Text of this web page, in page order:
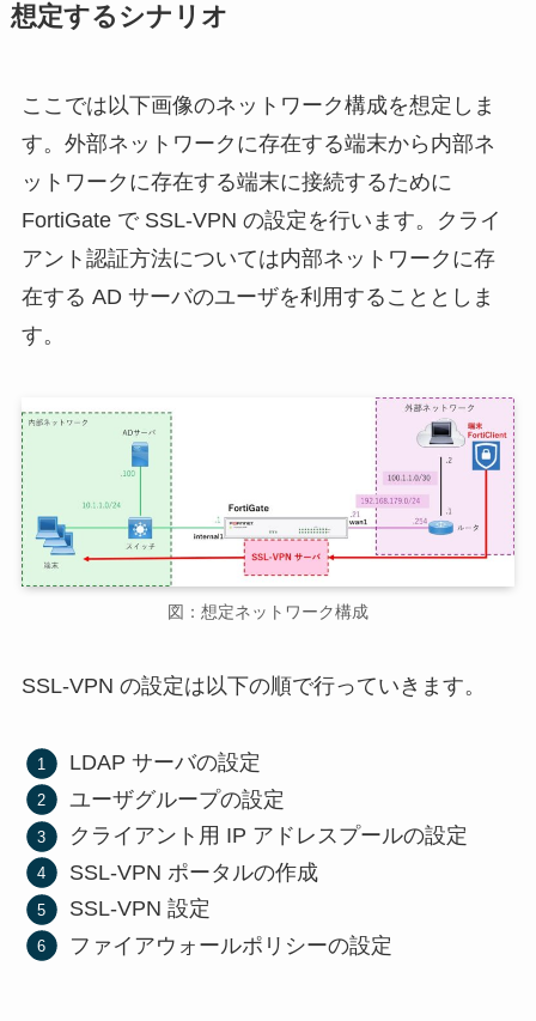
想定するシナリオ
ここでは以下画像のネットワーク構成を想定しま
す。外部ネットワークに存在する端末から内部ネ
ットワークに存在する端末に接続するために
FortiGate で SSL-VPN の設定を行います。クライ
アント認証方法については内部ネットワークに存
在する AD サーバのユーザを利用することとしま
す。
図：想定ネットワーク構成
SSL-VPN の設定は以下の順で行っていきます。
LDAP サーバの設定
ユーザグループの設定
クライアント用 IP アドレスプールの設定
SSL-VPN ポータルの作成
SSL-VPN 設定
ファイアウォールポリシーの設定